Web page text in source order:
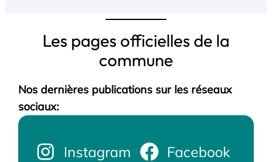
Les pages officielles de la
commune
Nos dernières publications sur les réseaux
sociaux:
Instagram
Facebook